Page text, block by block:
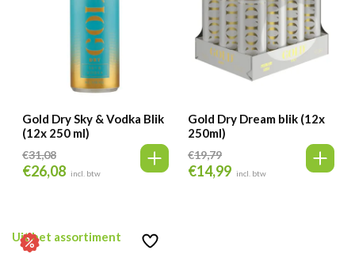
Gold Dry Sky & Vodka Blik
(12x 250 ml)
€31,08
Oorspronkelijke
€31,08.
€26,08 Huidige
€26,08.
incl. btw
Gold Dry Dream blik (12x
250ml)
€19,79
Oorspronkelijke
€14,99 Huidige
incl. btw
Uit het assortiment